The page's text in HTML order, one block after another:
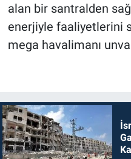
alan bir santralden
enerjiyle faaliyetlerini
mega havalimanı